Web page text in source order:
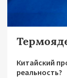
Китайский
реальность?